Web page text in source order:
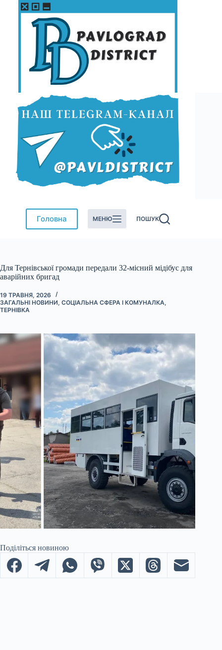
Перейти
Головна МЕНЮ ПОШУК
Для Тернівської громади передали 32-місний мідібус для
аварійних бригад
19 ТРАВНЯ, 2026
ЗАГАЛЬНІ НОВИНИ, СОЦІАЛЬНА СФЕРА І КОМУНАЛКА,
ТЕРНІВКА
Поділіться новиною